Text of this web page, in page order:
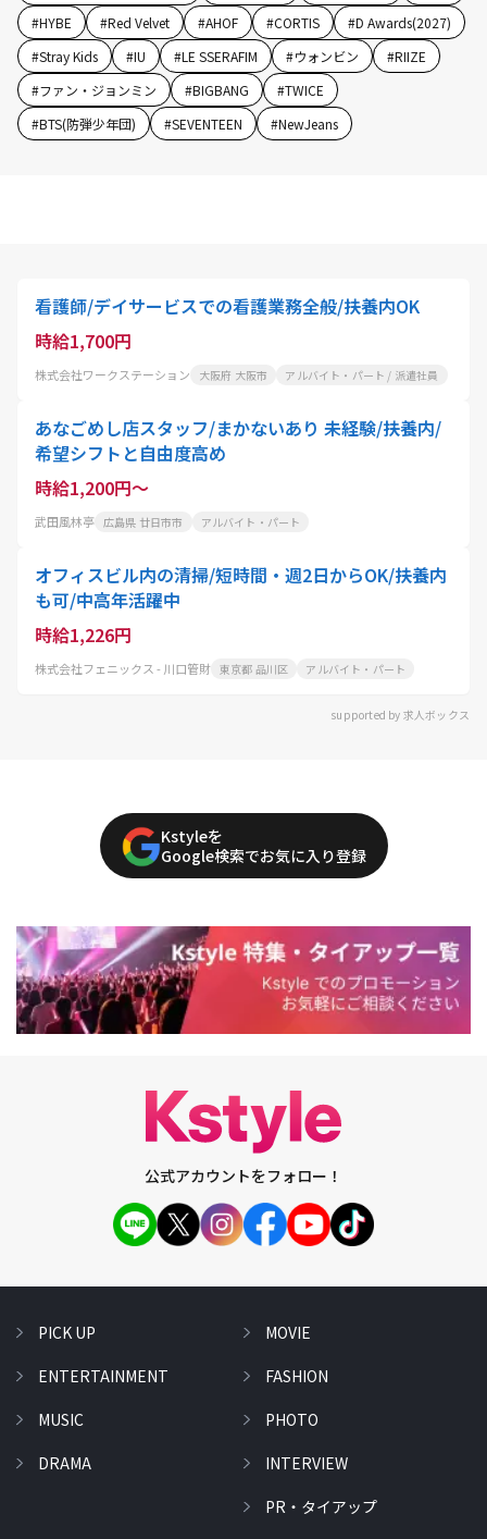
#HYBE #Red Velvet #AHOF #CORTIS #D Awards(2027)
#Stray Kids #IU #LE SSERAFIM #ウォンビン #RIIZE
#ファン・ジョンミン #BIGBANG #TWICE
#BTS(防弾少年団) #SEVENTEEN #NewJeans
看護師/デイサービスでの看護業務全般/扶養内OK
時給1,700円
株式会社ワークステーション 大阪府 大阪市 アルバイト・パート / 派遣社員
あなごめし店スタッフ/まかないあり 未経験/扶養内/
希望シフトと自由度高め
時給1,200円～
武田風林亭 広島県 廿日市市 アルバイト・パート
オフィスビル内の清掃/短時間・週2日からOK/扶養内
も可/中高年活躍中
時給1,226円
株式会社フェニックス - 川口管財 東京都 品川区 アルバイト・パート
supported by 求人ボックス
Kstyleを
Google検索でお気に入り登録
公式アカウントをフォロー！
PICK UP
ENTERTAINMENT
MUSIC
DRAMA
MOVIE
FASHION
PHOTO
INTERVIEW
PR・タイアップ